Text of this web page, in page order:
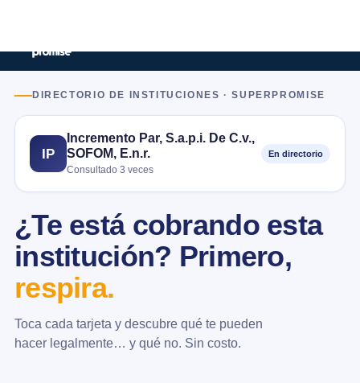
DIRECTORIO DE INSTITUCIONES · SUPERPROMISE
IP
Incremento Par, S.a.p.i. De C.v.,
SOFOM, E.n.r.
Consultado 3 veces
En directorio
¿Te está cobrando esta
institución? Primero,
respira.
Toca cada tarjeta y descubre qué te pueden
hacer legalmente… y qué no. Sin costo.